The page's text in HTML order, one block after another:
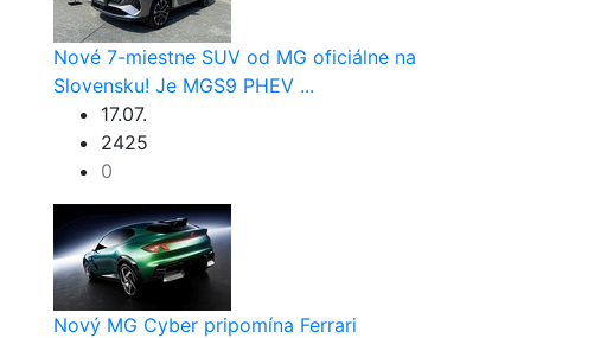
Nové 7-miestne SUV od MG oficiálne na
Slovensku! Je MGS9 PHEV ...
17.07.
2425
0
Nový MG Cyber pripomína Ferrari